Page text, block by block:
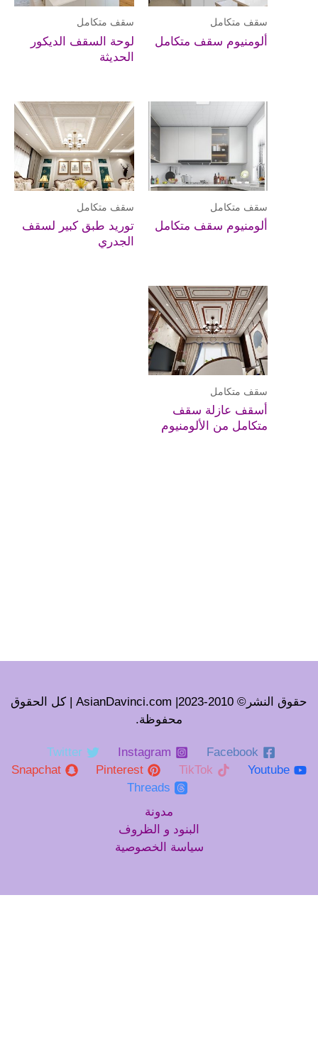
سقف متكامل
ألومنيوم سقف متكامل
سقف متكامل
لوحة السقف الديكور
الحديثة
سقف متكامل
ألومنيوم سقف متكامل
سقف متكامل
توريد طبق كبير لسقف
الجدري
سقف متكامل
أسقف عازلة سقف
متكامل من الألومنيوم
حقوق النشر© 2010-2023| AsianDavinci.com | كل الحقوق
محفوظة.
Facebook
Instagram
Twitter
Youtube
TikTok
Pinterest
Snapchat
Threads
مدونة
البنود و الظروف
سياسة الخصوصية